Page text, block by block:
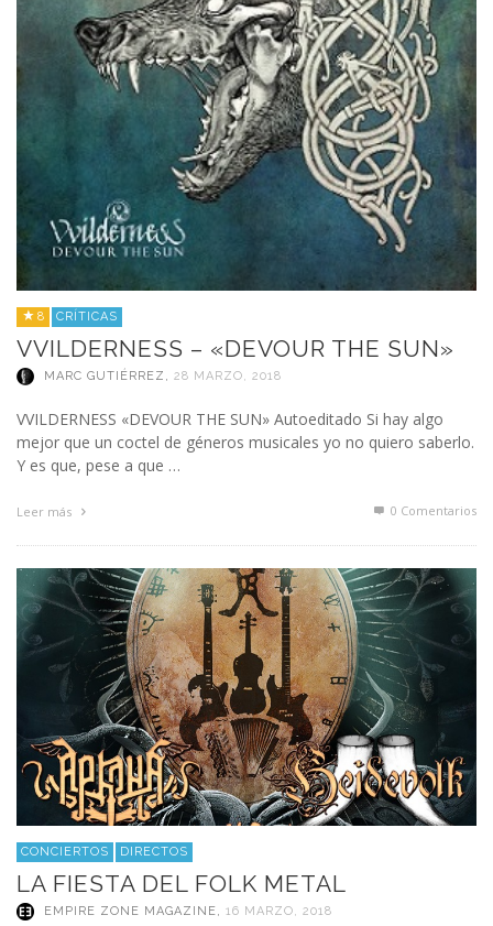
8 CRÍTICAS
VVILDERNESS – «DEVOUR THE SUN»
MARC GUTIÉRREZ , 28 MARZO, 2018
VVILDERNESS «DEVOUR THE SUN» Autoeditado Si hay algo
mejor que un coctel de géneros musicales yo no quiero saberlo.
Y es que, pese a que …
Leer más 0 Comentarios
CONCIERTOS DIRECTOS
LA FIESTA DEL FOLK METAL
EMPIRE ZONE MAGAZINE, 16 MARZO, 2018